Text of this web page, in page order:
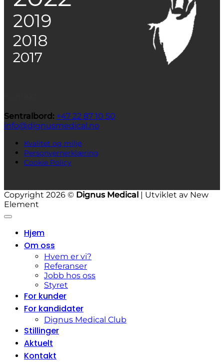
Sentralbord: +47 22 87 10 50
info@dignusmedical.no
Kvalitet og miljø
Personvernerklæring
Cookie Policy
Copyright 2026 © Dignus Medical | Utviklet av New
Element
Hjem
Om oss
Hvem er vi?
Referanser
Jobb hos oss
Styret
For kunder
For kandidater
Dignus Medical Club
Stillinger
Aktuelt
Kontakt